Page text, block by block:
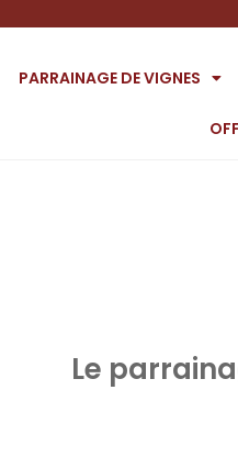
PARRAINAGE DE VIGNES
Le